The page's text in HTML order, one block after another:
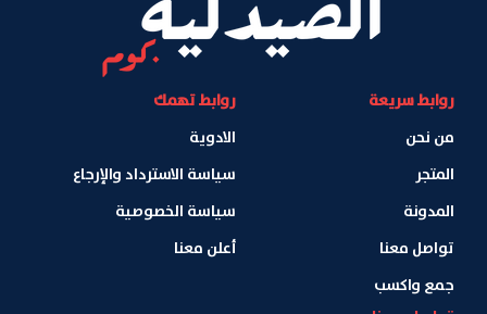
روابط سريعة
من نحن
المتجر
المدونة
تواصل معنا
جمع واكسب
روابط تهمك
الادوية
سياسة الاسترداد والإرجاع
سياسة الخصوصية
أعلن معنا